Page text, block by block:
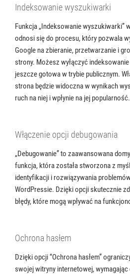
Indeksowanie wyszukiwarki
Funkcja „Indeksowanie wyszukiwarki”
odnosi się do procesu, który pozwala
Google na zbieranie, przetwarzanie i
strony. Możesz wyłączyć
jeszcze gotowa w trybie publicznym.
strona będzie widoczna w wynikach
ruch na niej i wpłynie na jej popularność.
Włączenie opcji debugowania
„Debugowanie” to zaawansowana
funkcja, która została stworzona z
identyfikacji i rozwiązywania
WordPressie. Dzięki opcji skutecznie
błędy, które mogą wpływać na
Ochrona hasłem
Dzięki opcji “Ochrona hasłem”
swojej witryny internetowej,